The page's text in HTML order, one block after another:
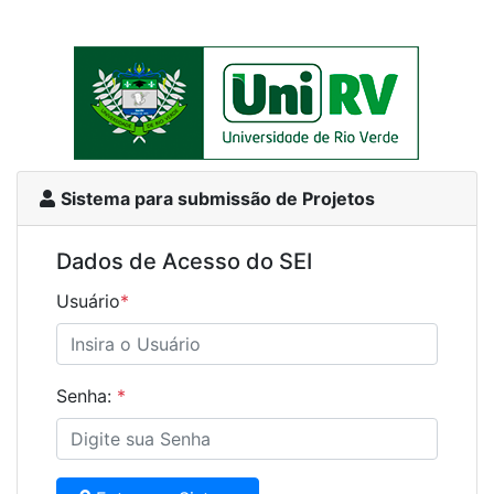
Sistema para submissão de Projetos
Dados de Acesso do SEI
Usuário*
Senha: *